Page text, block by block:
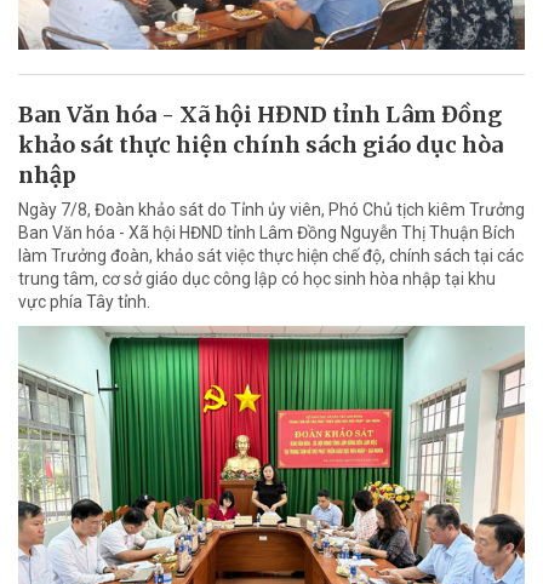
Ban Văn hóa - Xã hội HĐND tỉnh Lâm Đồng
khảo sát thực hiện chính sách giáo dục hòa
nhập
Ngày 7/8, Đoàn khảo sát do Tỉnh ủy viên, Phó Chủ tịch kiêm Trưởng
Ban Văn hóa - Xã hội HĐND tỉnh Lâm Đồng Nguyễn Thị Thuận Bích
làm Trưởng đoàn, khảo sát việc thực hiện chế độ, chính sách tại các
trung tâm, cơ sở giáo dục công lập có học sinh hòa nhập tại khu
vực phía Tây tỉnh.